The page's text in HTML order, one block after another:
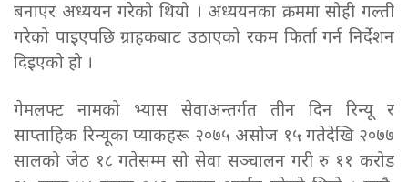
बनाएर अध्ययन गरेको थियो । अध्ययनका क्रममा सोही गल्ती
गरेको पाइएपछि ग्राहकबाट उठाएको रकम फिर्ता गर्न निर्देशन
दिइएको हो ।
गेमलफ्ट नामको भ्यास सेवाअन्तर्गत तीन दिन रिन्यू र
साप्ताहिक रिन्यूका प्याकहरू २०७५ असोज १५ गतेदेखि २०७७
सालको जेठ १८ गतेसम्म सो सेवा सञ्चालन गरी रु ११ करोड